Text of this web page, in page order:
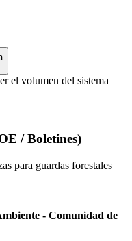
el volumen del sistema
/ Boletines)
para guardas forestales
- Comunidad de